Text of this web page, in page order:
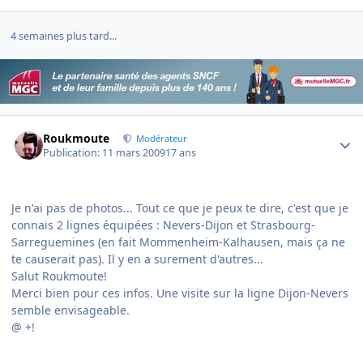
4 semaines plus tard...
Roukmoute Modérateur
Publication: 11 mars 200917 ans
Je n'ai pas de photos... Tout ce que je peux te dire, c'est que je
connais 2 lignes équipées : Nevers-Dijon et Strasbourg-
Sarreguemines (en fait Mommenheim-Kalhausen, mais ça ne
te causerait pas). Il y en a surement d'autres...
Salut Roukmoute!
Merci bien pour ces infos. Une visite sur la ligne Dijon-Nevers
semble envisageable.
@ +!